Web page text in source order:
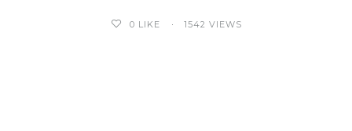
0 LIKE 1542 VIEWS